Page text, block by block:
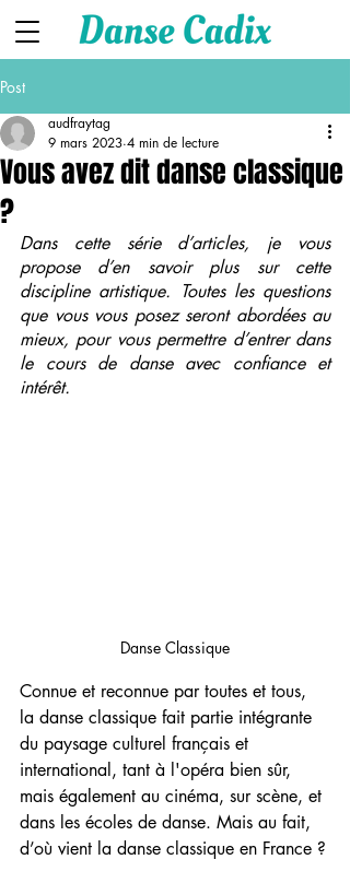
Post
Vous avez dit danse classique
?
audfraytag
9 mars 2023 4 min de lecture
Dans cette série d’articles, je vous
propose d’en savoir plus sur cette
discipline artistique. Toutes les questions
que vous vous posez seront abordées au
mieux, pour vous permettre d’entrer dans
le cours de danse avec confiance et
intérêt.
Danse Classique
Connue et reconnue par toutes et tous,
la danse classique fait partie intégrante
du paysage culturel français et
international, tant à l'opéra bien sûr,
mais également au cinéma, sur scène, et
dans les écoles de danse. Mais au fait,
d’où vient la danse classique en France ?